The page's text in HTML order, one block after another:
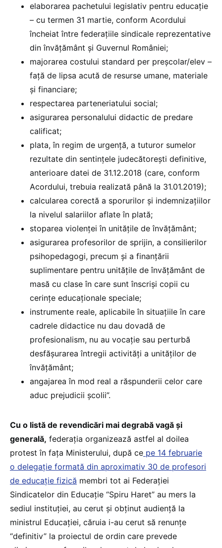
elaborarea pachetului legislativ pentru educație
– cu termen 31 martie, conform Acordului
încheiat între federațiile sindicale reprezentative
din învățământ și Guvernul României;
majorarea costului standard per preșcolar/elev –
față de lipsa acută de resurse umane, materiale
și financiare;
respectarea parteneriatului social;
asigurarea personalului didactic de predare
calificat;
plata, în regim de urgență, a tuturor sumelor
rezultate din sentințele judecătorești definitive,
anterioare datei de 31.12.2018 (care, conform
Acordului, trebuia realizată până la 31.01.2019);
calcularea corectă a sporurilor și indemnizațiilor
la nivelul salariilor aflate în plată;
stoparea violenței în unitățile de învățământ;
asigurarea profesorilor de sprijin, a consilierilor
psihopedagogi, precum și a finanțării
suplimentare pentru unitățile de învățământ de
masă cu clase în care sunt înscriși copii cu
cerințe educaționale speciale;
instrumente reale, aplicabile în situațiile în care
cadrele didactice nu dau dovadă de
profesionalism, nu au vocație sau perturbă
desfășurarea întregii activități a unităților de
învățământ;
angajarea în mod real a răspunderii celor care
aduc prejudicii școlii”.
Cu o listă de revendicări mai degrabă vagă și
generală, federația organizează astfel al doilea
protest în fața Ministerului, după ce pe 14 februarie
o delegație formată din aproximativ 30 de profesori
de educație fizică membri tot ai Federației
Sindicatelor din Educație “Spiru Haret” au mers la
sediul instituției, au cerut și obținut audiență la
ministrul Educației, căruia i-au cerut să renunțe
“definitiv” la proiectul de ordin care prevede